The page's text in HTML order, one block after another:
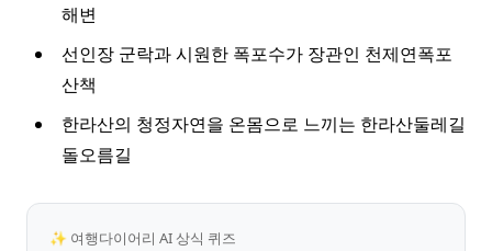
해변
선인장 군락과 시원한 폭포수가 장관인 천제연폭포
산책
한라산의 청정자연을 온몸으로 느끼는 한라산둘레길
돌오름길
✨ 여행다이어리 AI 상식 퀴즈